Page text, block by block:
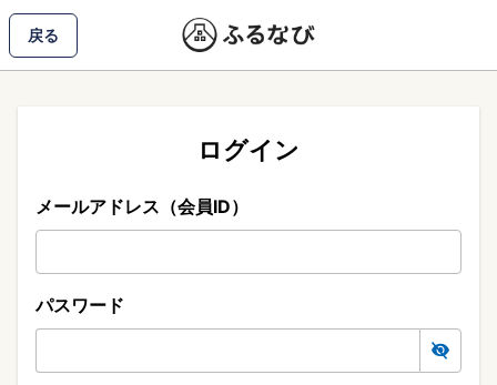
戻る
ログイン
メールアドレス（会員ID）
パスワード